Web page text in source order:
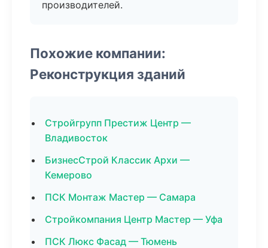
производителей.
Похожие компании:
Реконструкция зданий
Стройгрупп Престиж Центр —
Владивосток
БизнесСтрой Классик Архи —
Кемерово
ПСК Монтаж Мастер — Самара
Стройкомпания Центр Мастер — Уфа
ПСК Люкс Фасад — Тюмень